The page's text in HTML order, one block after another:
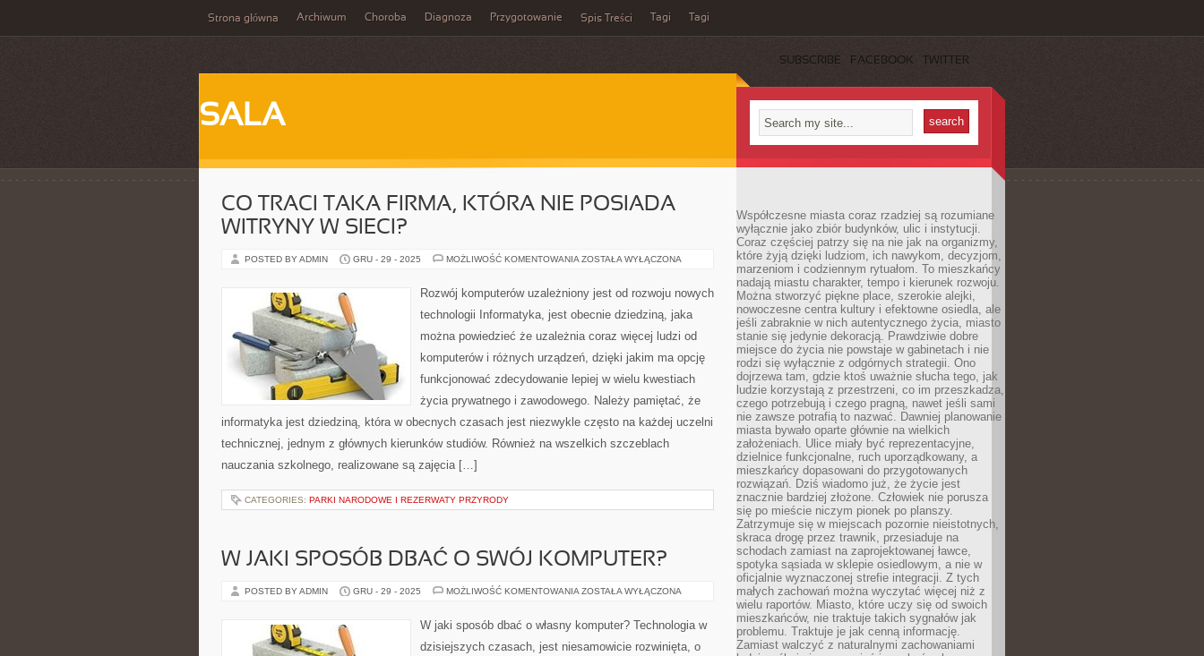
Strona główna Archiwum Choroba Diagnoza Przygotowanie Spis Treści Tagi Tagi
SUBSCRIBE FACEBOOK TWITTER
SALA
CO TRACI TAKA FIRMA, KTÓRA NIE POSIADA
WITRYNY W SIECI?
POSTED BY ADMIN GRU - 29 - 2025 MOŻLIWOŚĆ KOMENTOWANIA CO
FIRMA,
KTÓRA
POSIADA
W
ZOSTAŁA WYŁĄCZONA
Rozwój komputerów uzależniony jest od rozwoju nowych
technologii Informatyka, jest obecnie dziedziną, jaka
można powiedzieć że uzależnia coraz więcej ludzi od
komputerów i różnych urządzeń, dzięki jakim ma opcję
funkcjonować zdecydowanie lepiej w wielu kwestiach
życia prywatnego i zawodowego. Należy pamiętać, że
informatyka jest dziedziną, która w obecnych czasach jest niezwykle często na każdej uczelni
technicznej, jednym z głównych kierunków studiów. Również na wszelkich szczeblach
nauczania szkolnego, realizowane są zajęcia […]
CATEGORIES: PARKI NARODOWE I REZERWATY PRZYRODY
W JAKI SPOSÓB DBAĆ O SWÓJ KOMPUTER?
POSTED BY ADMIN GRU - 29 - 2025 MOŻLIWOŚĆ KOMENTOWANIA W
O
KOMPUTER?
ZOSTAŁA WYŁĄCZONA
W jaki sposób dbać o własny komputer? Technologia w
dzisiejszych czasach, jest niesamowicie rozwinięta, o
Współczesne miasta coraz rzadziej są rozumiane
wyłącznie jako zbiór budynków, ulic i instytucji.
Coraz częściej patrzy się na nie jak na organizmy,
które żyją dzięki ludziom, ich nawykom, decyzjom,
marzeniom i codziennym rytuałom. To mieszkańcy
nadają miastu charakter, tempo i kierunek rozwoju.
Można stworzyć piękne place, szerokie alejki,
nowoczesne centra kultury i efektowne osiedla, ale
jeśli zabraknie w nich autentycznego życia, miasto
stanie się jedynie dekoracją. Prawdziwie dobre
miejsce do życia nie powstaje w gabinetach i nie
rodzi się wyłącznie z odgórnych strategii. Ono
dojrzewa tam, gdzie ktoś uważnie słucha tego, jak
ludzie korzystają z przestrzeni, co im przeszkadza,
czego potrzebują i czego pragną, nawet jeśli sami
nie zawsze potrafią to nazwać. Dawniej planowanie
miasta bywało oparte głównie na wielkich
założeniach. Ulice miały być reprezentacyjne,
dzielnice funkcjonalne, ruch uporządkowany, a
mieszkańcy dopasowani do przygotowanych
rozwiązań. Dziś wiadomo już, że życie jest
znacznie bardziej złożone. Człowiek nie porusza
się po mieście niczym pionek po planszy.
Zatrzymuje się w miejscach pozornie nieistotnych,
skraca drogę przez trawnik, przesiaduje na
schodach zamiast na zaprojektowanej ławce,
spotyka sąsiada w sklepie osiedlowym, a nie w
oficjalnie wyznaczonej strefie integracji. Z tych
małych zachowań można wyczytać więcej niż z
wielu raportów. Miasto, które uczy się od swoich
mieszkańców, nie traktuje takich sygnałów jak
problemu. Traktuje je jak cenną informację.
Zamiast walczyć z naturalnymi zachowaniami